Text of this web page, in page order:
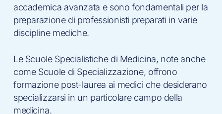
accademica avanzata e sono fondamentali per la
preparazione di professionisti preparati in varie
discipline mediche.
Le Scuole Specialistiche di Medicina, note anche
come Scuole di Specializzazione, offrono
formazione post-laurea ai medici che desiderano
specializzarsi in un particolare campo della
medicina.